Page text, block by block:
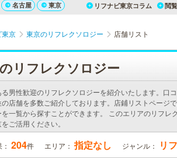
名古屋 東京 リフナビ東京コラム 閲
東京 東京のリフレクソロジー 店舗リスト
リフレクソロジー
男性歓迎のリフレクソロジーを紹介いたします。口
の店舗を多数ご紹介しております。店鋪リストページ
を一覧から探すことができます。 このエリアのリフレ
ご活用ください。
204件 エリア： 指定なし ジャンル： リ